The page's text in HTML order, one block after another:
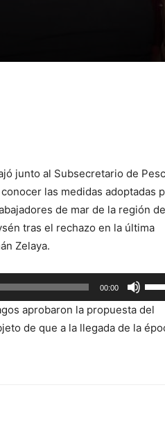
junto al Subsecretario de
las medidas adoptadas
de mar de la región
tras el rechazo en la última
Zelaya.
00:00
las
teclas
de
aprobaron la propuesta del
de que a la llegada de la